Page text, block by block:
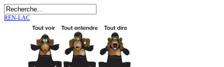
REN-LAC